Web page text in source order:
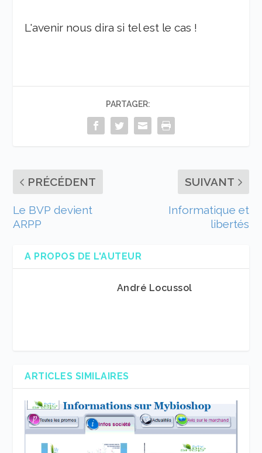
L'avenir nous dira si tel est le cas !
PARTAGER:
PRÉCÉDENT
Le BVP devient
ARPP
SUIVANT
Informatique et
libertés
A PROPOS DE L'AUTEUR
André Locussol
ARTICLES SIMILAIRES